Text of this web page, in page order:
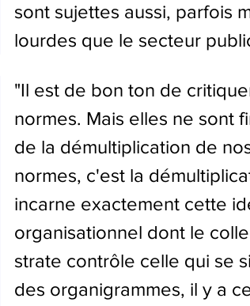
sont sujettes aussi, parfois
lourdes que le secteur
"Il est de bon ton de
normes. Mais elles ne sont
de la démultiplication de
normes, c'est la
incarne exactement cette
organisationnel dont le
strate contrôle celle qui se
des organigrammes, il y a